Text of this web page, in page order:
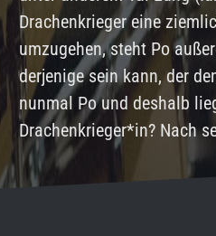
Drachenkrieger eine
umzugehen, steht Po
derjenige sein kann, der
nunmal Po und deshalb
Drachenkrieger*in? Nach